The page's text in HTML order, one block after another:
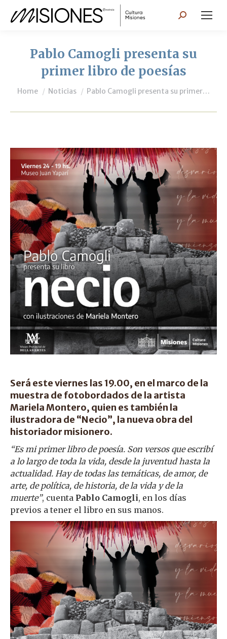
Search:
Pablo Camogli presenta su
primer libro de poesías
You are here:
Home Noticias Pablo Camogli presenta su primer…
Será este viernes las 19.00, en el marco de la
muestra de fotobordados de la artista
Mariela Montero, quien es también la
ilustradora de “Necio”, la nueva obra del
historiador misionero.
“Es mi primer libro de poesía. Son versos que escribí
a lo largo de toda la vida, desde la juventud hasta la
actualidad. Hay de todas las temáticas, de amor, de
arte, de política, de historia, de la vida y de la
muerte”, cuenta Pablo Camogli, en los días
previos a tener el libro en sus manos.